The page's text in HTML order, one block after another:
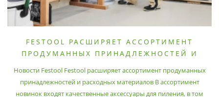
FESTOOL РАСШИРЯЕТ АССОРТИМЕНТ
ПРОДУМАННЫХ ПРИНАДЛЕЖНОСТЕЙ И
Новости Festool Festool расширяет ассортимент продуманных
принадлежностей и расходных материалов В ассортимент
новинок входят качественные аксессуары для пиления, в том